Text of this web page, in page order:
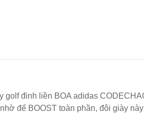
đinh liền BOA adidas
đế BOOST toàn phần, đôi giày